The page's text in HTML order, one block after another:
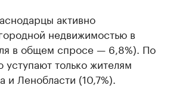
активно
недвижимостью в
в общем спросе — 6,8%). По
уступают только жителям
и Ленобласти (10,7%).